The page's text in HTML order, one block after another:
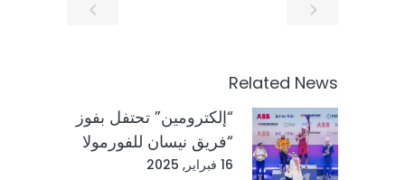
Related News
“إلكترومين” تحتفل بفوز
“فريق نيسان للفورمولا
إي” في جدة كأول شريك
16 فبراير, 2025